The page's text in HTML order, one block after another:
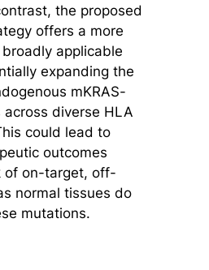
the proposed
offers a more
applicable
expanding the
mKRAS-
diverse HLA
could lead to
outcomes
of on-target, off-
normal tissues do
mutations.